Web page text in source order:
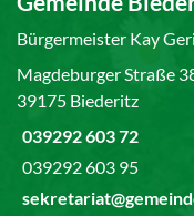
Bürgermeister Kay
Magdeburger Straße
39175 Biederitz
039292 603 72
039292 603 95